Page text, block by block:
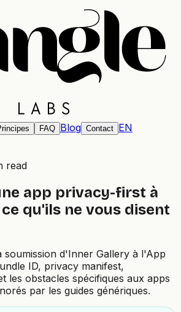
FAQ Blog Contact EN
read
app privacy-first à
qu'ils ne vous disent
soumission d'Inner Gallery à l'App
ID, privacy manifest,
les obstacles spécifiques aux apps
par les guides génériques.